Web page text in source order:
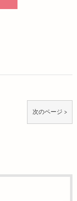
次のページ >